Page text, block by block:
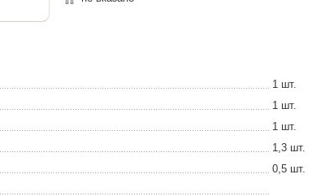
1 шт.
1 шт.
1 шт.
1,3 шт.
0,5 шт.